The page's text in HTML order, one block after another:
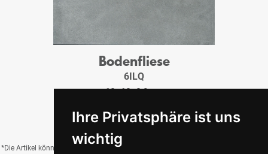
Ihre Privatsphäre ist uns
wichtig
Bodenfliese
6ILQ
60x60x0,9 cm
*Die Artikel können durch Belichtung, Charge, Brand, Formate und weitere Einflüsse